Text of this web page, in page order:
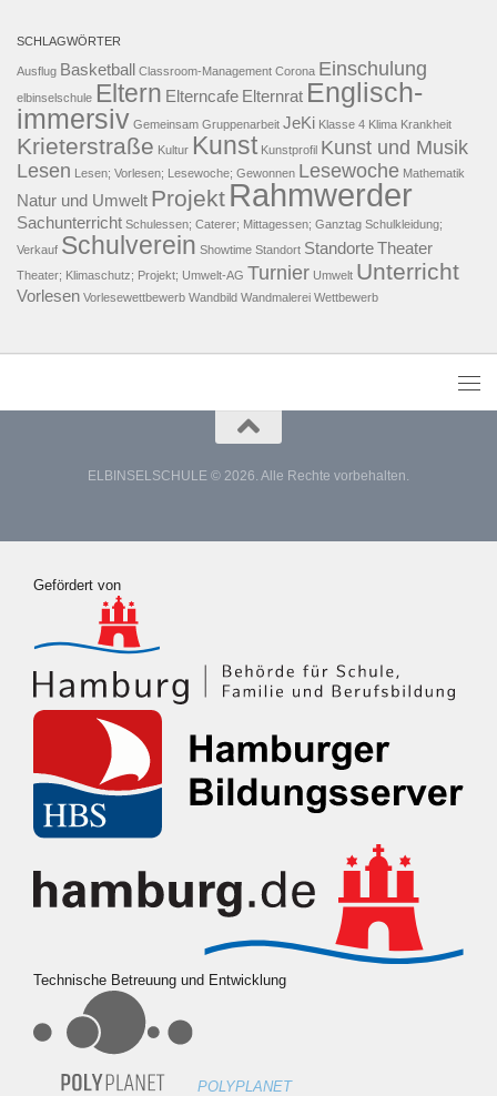
SCHLAGWÖRTER
Ausflug Basketball Classroom-Management Corona Einschulung
elbinselschule Eltern Elterncafe Elternrat Englisch-
immersiv Gemeinsam Gruppenarbeit JeKi Klasse 4 Klima Krankheit
Krieterstraße Kultur Kunst Kunstprofil Kunst und Musik
Lesen Lesen; Vorlesen; Lesewoche; Gewonnen Lesewoche Mathematik
Natur und Umwelt Projekt Rahmwerder
Sachunterricht Schulessen; Caterer; Mittagessen; Ganztag Schulkleidung;
Verkauf Schulverein Showtime Standort StandorteTheater
Theater; Klimaschutz; Projekt; Umwelt-AG Turnier Umwelt Unterricht
Vorlesen Vorlesewettbewerb Wandbild Wandmalerei Wettbewerb
ELBINSELSCHULE © 2026. Alle Rechte vorbehalten.
Gefördert von
Technische Betreuung und Entwicklung
POLYPLANET